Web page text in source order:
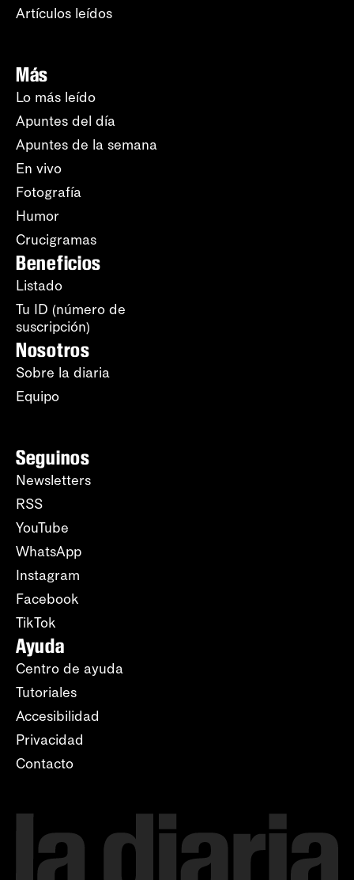
Artículos leídos
Más
Lo más leído
Apuntes del día
Apuntes de la semana
En vivo
Fotografía
Humor
Crucigramas
Beneficios
Listado
Tu ID (número de
suscripción)
Nosotros
Sobre la diaria
Equipo
Seguinos
Newsletters
RSS
YouTube
WhatsApp
Instagram
Facebook
TikTok
Ayuda
Centro de ayuda
Tutoriales
Accesibilidad
Privacidad
Contacto